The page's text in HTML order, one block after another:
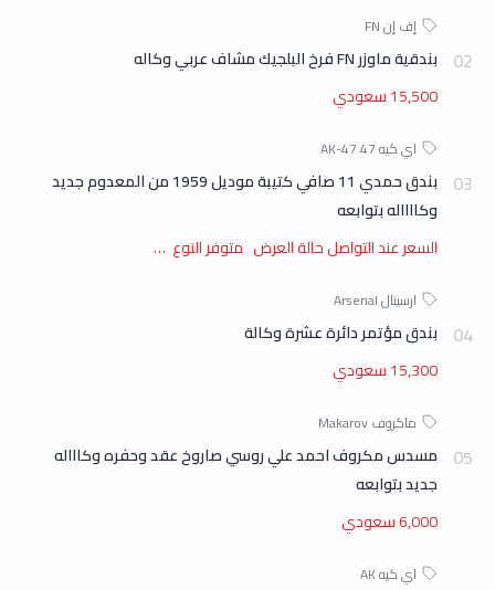
بندقية ماوزر FN فرخ البلجيك مشاف عربي وكاله
15,500 سعودي
بندق حمدي 11 صافي كتيبة موديل 1959 من المعدوم جديد
وكااااله بتوابعه
السعر عند التواصل حالة العرض متوفر النوع …
بندق مؤتمر دائرة عشرة وكالة
15,300 سعودي
مسدس مكروف احمد علي روسي صاروخ عقد وحفره وكاااله
جديد بتوابعه
6,000 سعودي